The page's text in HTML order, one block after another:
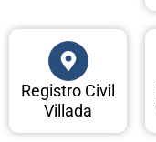
Registro Civil
Villada